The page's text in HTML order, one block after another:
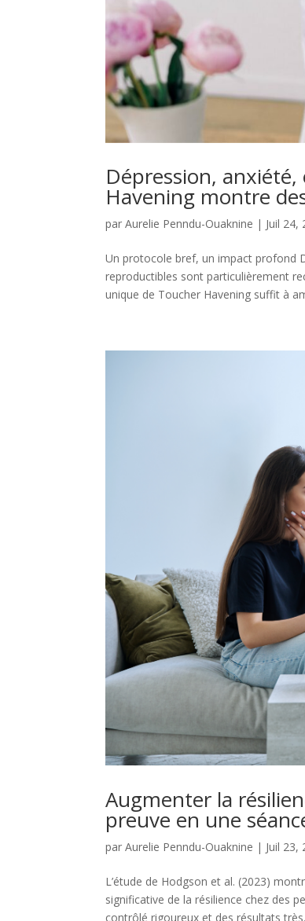
Dépression,
Havening montre
parAurelie Penndu-Ouaknine | Juil 24,
Un protocole bref, un impact profond
reproductibles sont particulièrement
unique de Toucher Havening suffit à
Augmenter la
preuve en une
parAurelie Penndu-Ouaknine | Juil 23,
L’étude de Hodgson et al. (2023)
significative de la résilience chez des
contrôlé rigoureux et des résultats